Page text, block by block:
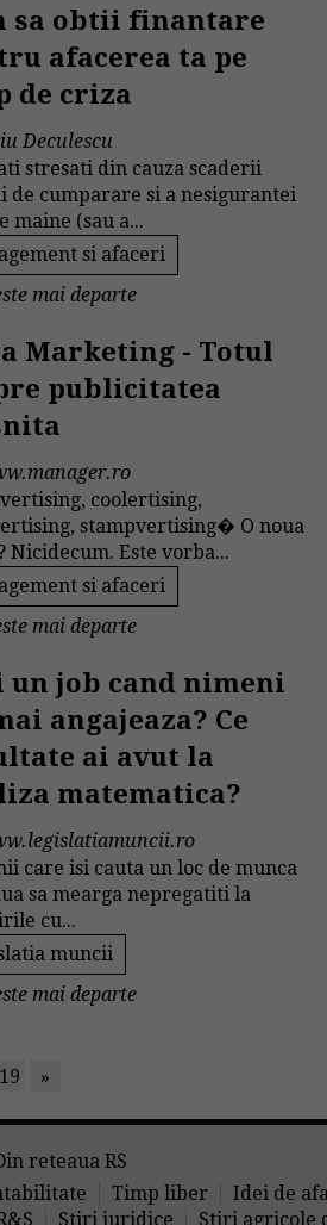
sa obtii finantare
afacerea ta pe
de criza
Deculescu
stresati din cauza scaderii
de cumparare si a nesigurantei
maine (sau a...
si afaceri
mai departe
Marketing - Totul
publicitatea
coolertising,
stampvertising� O noua
Nicidecum. Este vorba...
si afaceri
mai departe
un job cand nimeni
angajeaza? Ce
ai avut la
matematica?
care isi cauta un loc de munca
sa mearga nepregatiti la
cu...
muncii
mai departe
19 »
reteaua RS
Timp liber
Idei de
Stiri juridice Stiri agricole